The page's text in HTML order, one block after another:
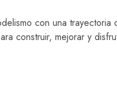
con una
construir, mejorar y